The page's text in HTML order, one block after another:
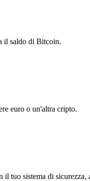
il saldo di Bitcoin.
euro o un'altra cripto.
tuo sistema di sicurezza,